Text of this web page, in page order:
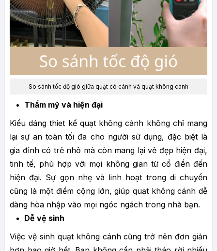
So sánh tốc độ gió giữa quạt có cánh và quạt không cánh
Thẩm mỹ và hiện đại
Kiểu dáng thiet kế quạt không cánh không chỉ mang
lại sự an toàn tối đa cho người sử dụng, đặc biệt là
gia đình có trẻ nhỏ mà còn mang lại vẻ đẹp hiện đại,
tinh tế, phù hợp với mọi không gian từ cổ điển đến
hiện đại. Sự gọn nhẹ và linh hoạt trong di chuyển
cũng là một điểm cộng lớn, giúp quạt không cánh dễ
dàng hòa nhập vào mọi ngóc ngách trong nhà bạn.
Dễ vệ sinh
Việc vệ sinh quạt không cánh cũng trở nên đơn giản